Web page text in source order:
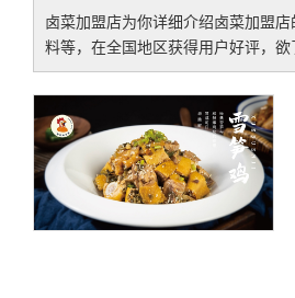
卤菜加盟店为你详细介绍卤菜加盟店
料等，在全国地区获得用户好评，